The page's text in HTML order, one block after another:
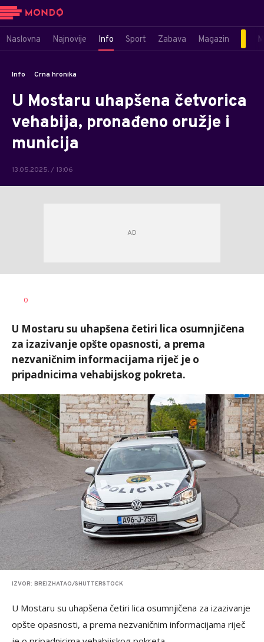
Naslovna Najnovije Info Sport Zabava Magazin
Info Crna hronika
U Mostaru uhapšena četvorica
vehabija, pronađeno oružje i
municija
13.05.2025. / 13:06
AUTOR
0
U Mostaru su uhapšena četiri lica osumnjičena
za izazivanje opšte opasnosti, a prema
nezvaničnim informacijama riječ je o
pripadnicima vehabijskog pokreta.
IZVOR: BREIZHATAO/SHUTTERSTOCK
U Mostaru su uhapšena četiri lica osumnjičena za izazivanje
opšte opasnosti, a prema nezvaničnim informacijama riječ